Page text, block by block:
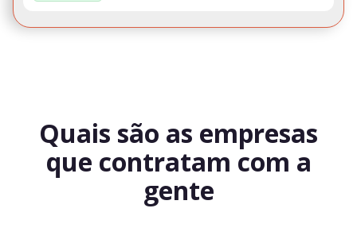
Quais são as empresas
que contratam com a
gente